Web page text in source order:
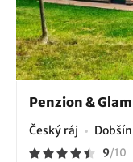
Penzion &
Český ráj Dobšín
9/10